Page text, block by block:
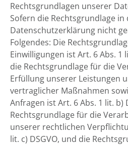
Rechtsgrundlagen unserer
Sofern die Rechtsgrundlage in
Datenschutzerklärung nicht
Folgendes: Die
Einwilligungen ist Art. 6 Abs. 1
die Rechtsgrundlage für die
Erfüllung unserer Leistungen
vertraglicher Maßnahmen
Anfragen ist Art. 6 Abs. 1 lit. b)
Rechtsgrundlage für die
unserer rechtlichen
lit. c) DSGVO, und die